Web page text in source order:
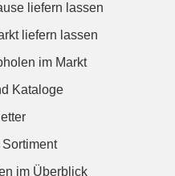
liefern lassen
liefern lassen
im Markt
Kataloge
im Überblick